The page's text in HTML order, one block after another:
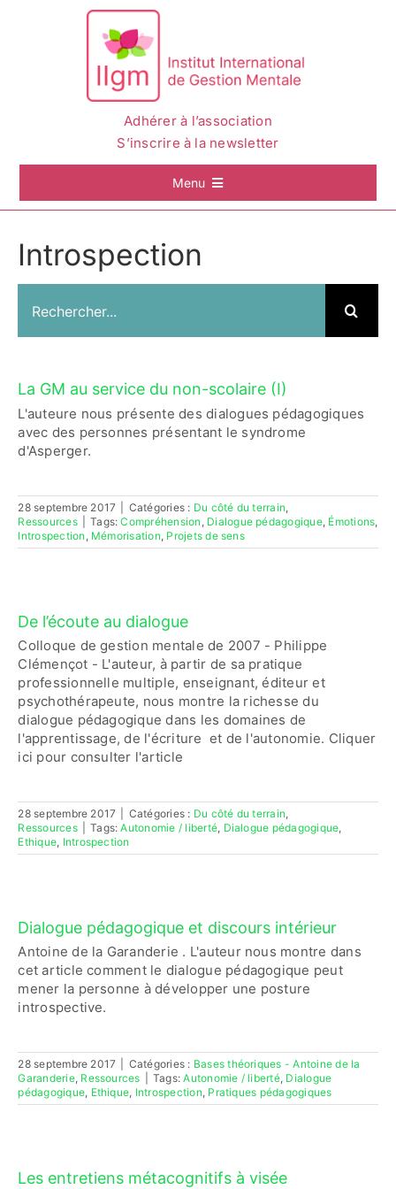
Adhérer à l’association
S’inscrire à la newsletter
Menu
Actualités
Contactez-nous
Accès adhérent·es
Introspection
La GM au service du non-scolaire (I)
L'auteure nous présente des dialogues pédagogiques
avec des personnes présentant le syndrome
d'Asperger.
28 septembre 2017 Catégories : Du côté du terrain,
Ressources
Tags:Compréhension , Dialogue pédagogique, Émotions,
Introspection , Mémorisation, Projets de sens
De l’écoute au dialogue
Colloque de gestion mentale de 2007 - Philippe
Clémençot - L'auteur, à partir de sa pratique
professionnelle multiple, enseignant, éditeur et
psychothérapeute, nous montre la richesse du
dialogue pédagogique dans les domaines de
l'apprentissage, de l'écriture et de l'autonomie. Cliquer
ici pour consulter l'article
28 septembre 2017 Catégories : Du côté du terrain,
Ressources
Tags:Autonomie / liberté, Dialogue pédagogique,
Ethique, Introspection
Dialogue pédagogique et discours intérieur
Antoine de la Garanderie . L'auteur nous montre dans
cet article comment le dialogue pédagogique peut
mener la personne à développer une posture
introspective.
28 septembre 2017 Catégories : Bases théoriques - Antoine de la
Garanderie, Ressources Tags:Autonomie / liberté, Dialogue
pédagogique, Ethique, Introspection, Pratiques pédagogiques
Les entretiens métacognitifs à visée